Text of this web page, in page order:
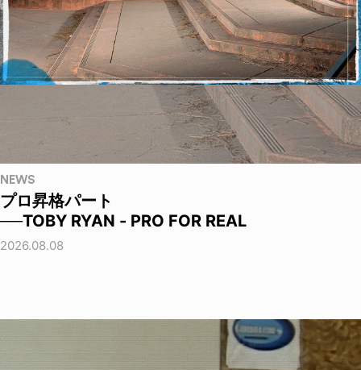
NEWS
プロ昇格パート
──TOBY RYAN - PRO FOR REAL
2026.08.08